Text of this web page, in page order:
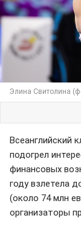
Элина Свитолина
Всеанглийский
подогрел
финансовых
году взлетела
(около 74 млн
организаторы